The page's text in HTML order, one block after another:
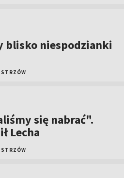
blisko niespodzianki
się nabrać".
Lecha